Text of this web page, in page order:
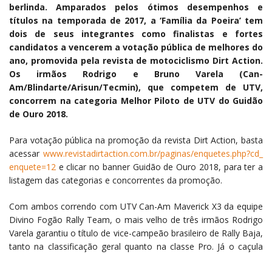
berlinda. Amparados pelos ótimos desempenhos e
títulos na temporada de 2017, a ‘Família da Poeira’ tem
dois de seus integrantes como finalistas e fortes
candidatos a vencerem a votação pública de melhores do
ano, promovida pela revista de motociclismo Dirt Action.
Os irmãos Rodrigo e Bruno Varela (Can-
Am/Blindarte/Arisun/Tecmin), que competem de UTV,
concorrem na categoria Melhor Piloto de UTV do Guidão
de Ouro 2018.
Para votação pública na promoção da revista Dirt Action, basta
acessar www.revistadirtaction.com.br/paginas/enquetes.php?cd_
enquete=12 e clicar no banner Guidão de Ouro 2018, para ter a
listagem das categorias e concorrentes da promoção.
Com ambos correndo com UTV Can-Am Maverick X3 da equipe
Divino Fogão Rally Team, o mais velho de três irmãos Rodrigo
Varela garantiu o título de vice-campeão brasileiro de Rally Baja,
tanto na classificação geral quanto na classe Pro. Já o caçula